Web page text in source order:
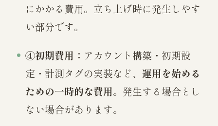
にかかる費用。立ち上げ時に発生しやす
い部分です。
④初期費用： アカウント構築・初期設
定・計測タグの実装など、 運用を始める
ための一時的な費用。発生する場合とし
ない場合があります。